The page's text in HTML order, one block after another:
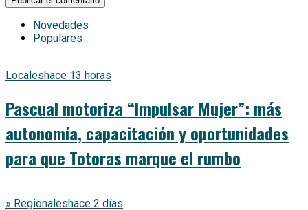
Novedades
Populares
Localeshace 13 horas
Pascual motoriza “Impulsar Mujer”: más
autonomía, capacitación y oportunidades
para que Totoras marque el rumbo
» Regionaleshace 2 días